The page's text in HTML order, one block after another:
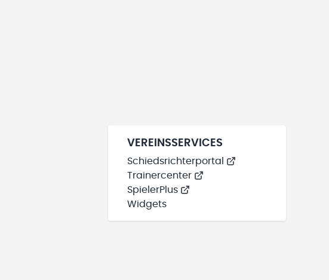
VEREINSSERVICES
Schiedsrichterportal
Trainercenter
SpielerPlus
Widgets